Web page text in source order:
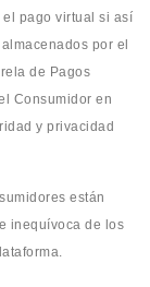
pago virtual si así
por el
de Pagos
Consumidor en
y privacidad
están
inequívoca de los